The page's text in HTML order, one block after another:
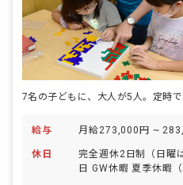
給与 月給273,000円 ~
休日
完全週休2日制（日曜
日 GW休暇 夏季休暇